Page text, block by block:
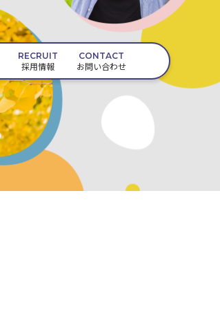
採用情報
RECRUIT
お問い合わせ
CONTACT